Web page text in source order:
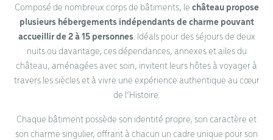
Composé de nombreux corps de bâtiments, le château propose
plusieurs hébergements indépendants de charme pouvant
accueillir de 2 à 15 personnes. Idéals pour des séjours de deux
nuits ou davantage, ces dépendances, annexes et ailes du
château, aménagées avec soin, invitent leurs hôtes à voyager à
travers les siècles et à vivre une expérience authentique au cœur
de l’Histoire.
Chaque bâtiment possède son identité propre, son caractère et
son charme singulier, offrant à chacun un cadre unique pour son